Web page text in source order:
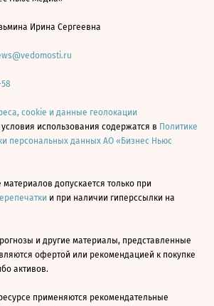
Ирина Сергеевна
cookie и данные геолокации
использования содержатся в Политике
персональных данных АО «Бизнес Ньюс
допускается только при
и при наличии гиперссылки на
и другие материалы, представленные
офертой или рекомендацией к покупке
активов.
применяются рекомендательные